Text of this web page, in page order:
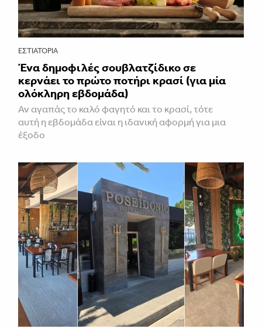
ΕΣΤΙΑΤΌΡΙΑ
Ένα δημοφιλές σουβλατζίδικο σε
κερνάει το πρώτο ποτήρι κρασί (για μία
ολόκληρη εβδομάδα)
Αν αγαπάς το καλό φαγητό και το κρασί, τότε
αυτή η εβδομάδα είναι η ιδανική αφορμή για μια
έξοδο